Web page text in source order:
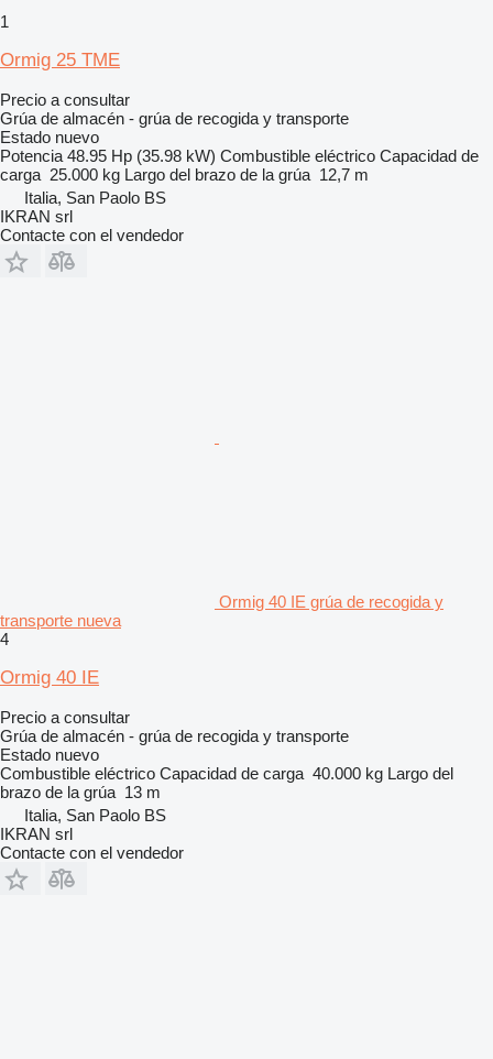
1
Ormig 25 TME
Precio a consultar
Grúa de almacén - grúa de recogida y transporte
Estado nuevo
Potencia 48.95 Hp (35.98 kW) Combustible eléctrico Capacidad de
carga 25.000 kg Largo del brazo de la grúa 12,7 m
Italia, San Paolo BS
IKRAN srl
Contacte con el vendedor
Ormig 40 IE grúa de recogida y
transporte nueva
4
Ormig 40 IE
Precio a consultar
Grúa de almacén - grúa de recogida y transporte
Estado nuevo
Combustible eléctrico Capacidad de carga 40.000 kg Largo del
brazo de la grúa 13 m
Italia, San Paolo BS
IKRAN srl
Contacte con el vendedor